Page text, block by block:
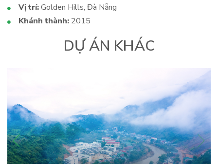
Vị trí:Golden Hills, Đà Nẵng
Khánh thành: 2015
DỰ ÁN KHÁC